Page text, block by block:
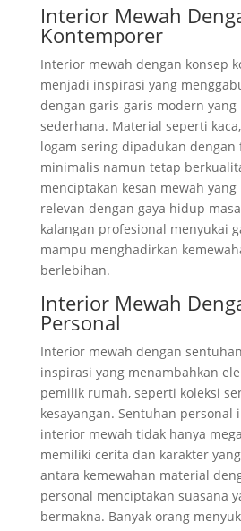
Interior Mewah
Kontemporer
Interior mewah dengan konsep
menjadi inspirasi yang
dengan garis-garis modern
sederhana. Material seperti
logam sering dipadukan
minimalis namun tetap
menciptakan kesan mewah
relevan dengan gaya hidup
kalangan profesional menyukai
mampu menghadirkan
berlebihan.
Interior Mewah
Personal
Interior mewah dengan
inspirasi yang menambahkan
pemilik rumah, seperti koleksi
kesayangan. Sentuhan personal
interior mewah tidak hanya
memiliki cerita dan karakter
antara kemewahan material
personal menciptakan suasana
bermakna. Banyak orang